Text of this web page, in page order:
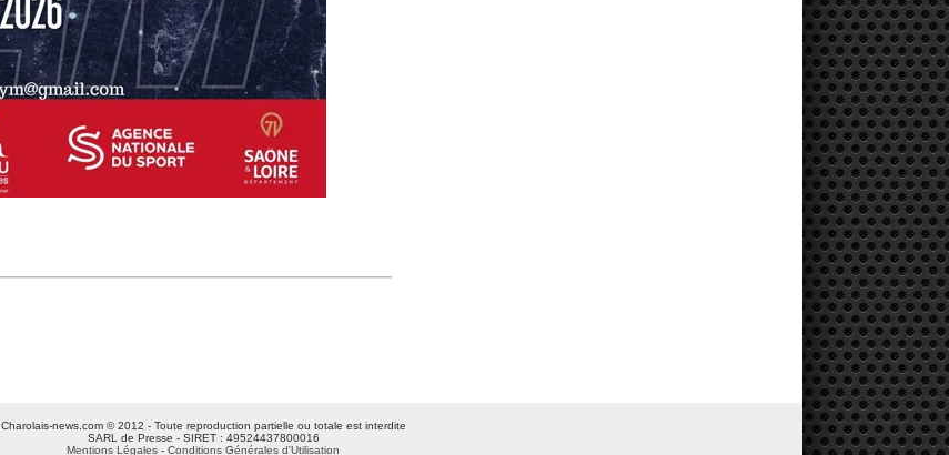
Charolais-news.com © 2012 - Toute reproduction partielle ou totale est interdite
SARL de Presse - SIRET : 49524437800016
Mentions Légales - Conditions Générales d'Utilisation